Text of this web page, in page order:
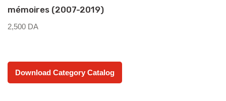
mémoires (2007-2019)
2,500 DA
Download Category Catalog